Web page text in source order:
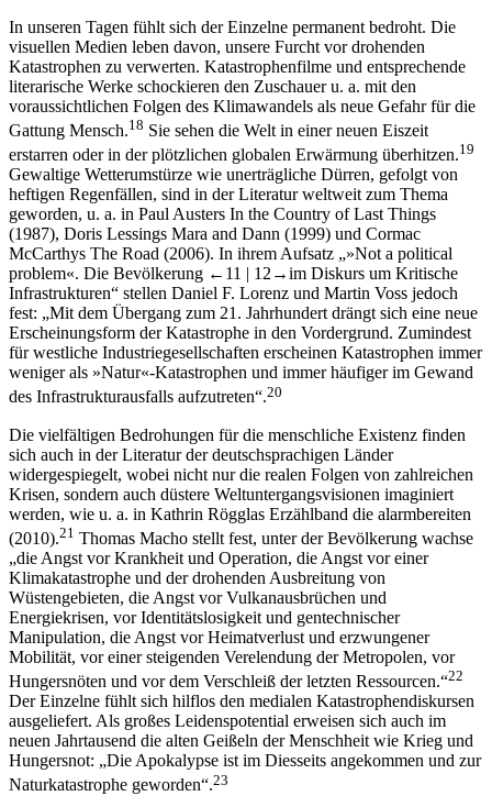
In unseren Tagen fühlt sich der Einzelne permanent bedroht. Die
visuellen Medien leben davon, unsere Furcht vor drohenden
Katastrophen zu verwerten. Katastrophenfilme und entsprechende
literarische Werke schockieren den Zuschauer u. a. mit den
voraussichtlichen Folgen des Klimawandels als neue Gefahr für die
Gattung Mensch.18 Sie sehen die Welt in einer neuen Eiszeit
erstarren oder in der plötzlichen globalen Erwärmung überhitzen.19
Gewaltige Wetterumstürze wie unerträgliche Dürren, gefolgt von
heftigen Regenfällen, sind in der Literatur weltweit zum Thema
geworden, u. a. in Paul Austers In the Country of Last Things
(1987), Doris Lessings Mara and Dann (1999) und Cormac
McCarthys The Road (2006). In ihrem Aufsatz „»Not a political
problem«. Die Bevölkerung ←11 | 12→im Diskurs um Kritische
Infrastrukturen“ stellen Daniel F. Lorenz und Martin Voss jedoch
fest: „Mit dem Übergang zum 21. Jahrhundert drängt sich eine neue
Erscheinungsform der Katastrophe in den Vordergrund. Zumindest
für westliche Industriegesellschaften erscheinen Katastrophen immer
weniger als »Natur«-Katastrophen und immer häufiger im Gewand
des Infrastrukturausfalls aufzutreten“.20
Die vielfältigen Bedrohungen für die menschliche Existenz finden
sich auch in der Literatur der deutschsprachigen Länder
widergespiegelt, wobei nicht nur die realen Folgen von zahlreichen
Krisen, sondern auch düstere Weltuntergangsvisionen imaginiert
werden, wie u. a. in Kathrin Rögglas Erzählband die alarmbereiten
(2010).21 Thomas Macho stellt fest, unter der Bevölkerung wachse
„die Angst vor Krankheit und Operation, die Angst vor einer
Klimakatastrophe und der drohenden Ausbreitung von
Wüstengebieten, die Angst vor Vulkanausbrüchen und
Energiekrisen, vor Identitätslosigkeit und gentechnischer
Manipulation, die Angst vor Heimatverlust und erzwungener
Mobilität, vor einer steigenden Verelendung der Metropolen, vor
Hungersnöten und vor dem Verschleiß der letzten Ressourcen.“22
Der Einzelne fühlt sich hilflos den medialen Katastrophendiskursen
ausgeliefert. Als großes Leidenspotential erweisen sich auch im
neuen Jahrtausend die alten Geißeln der Menschheit wie Krieg und
Hungersnot: „Die Apokalypse ist im Diesseits angekommen und zur
Naturkatastrophe geworden“.23